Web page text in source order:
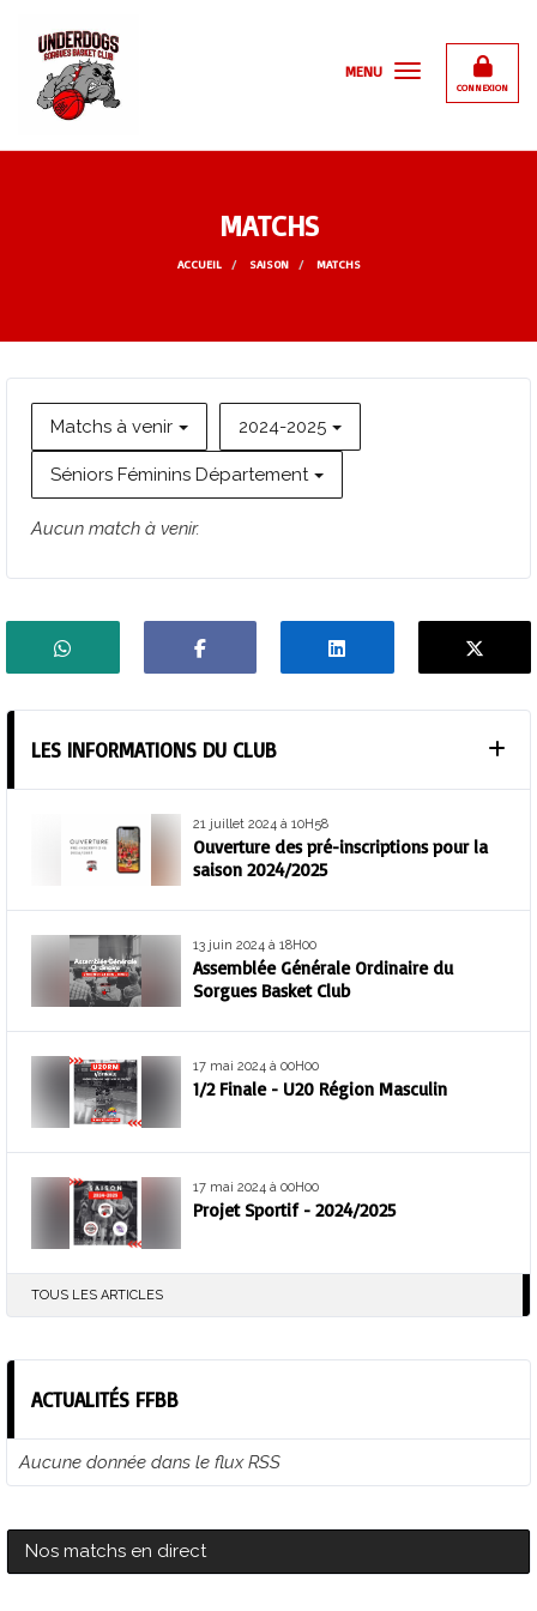
CONNEXION
MENU
MATCHS
ACCUEIL SAISON MATCHS
Matchs à venir 2024-2025
Séniors Féminins Département
Aucun match à venir.
LES INFORMATIONS DU CLUB
21 juillet 2024 à 10H58
Ouverture des pré-inscriptions pour la
saison 2024/2025
13 juin 2024 à 18H00
Assemblée Générale Ordinaire du
Sorgues Basket Club
17 mai 2024 à 00H00
1/2 Finale - U20 Région Masculin
17 mai 2024 à 00H00
Projet Sportif - 2024/2025
TOUS LES ARTICLES
ACTUALITÉS FFBB
Aucune donnée dans le flux RSS
Nos matchs en direct